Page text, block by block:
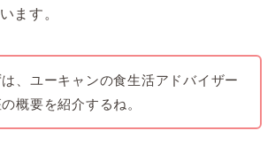
ます。
は、ユーキャンの食生活アドバイザー
概要を紹介するね。